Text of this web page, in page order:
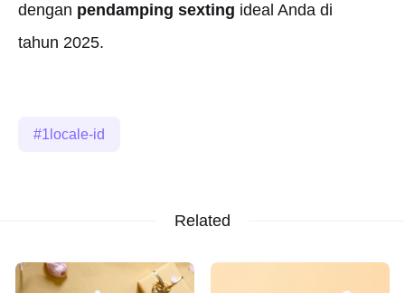
dengan pendamping sexting ideal Anda di
tahun 2025.
1locale-id
Related